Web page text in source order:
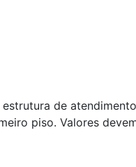
de
piso. Valores